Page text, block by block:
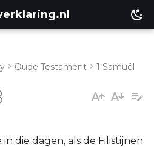
Oude Testament 1 Samuël
die dagen, als de Filistijnen